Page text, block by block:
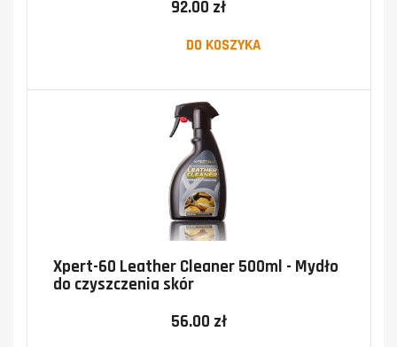
92.00 zł
DO KOSZYKA
Xpert-60 Leather Cleaner 500ml - Mydło
do czyszczenia skór
56.00 zł